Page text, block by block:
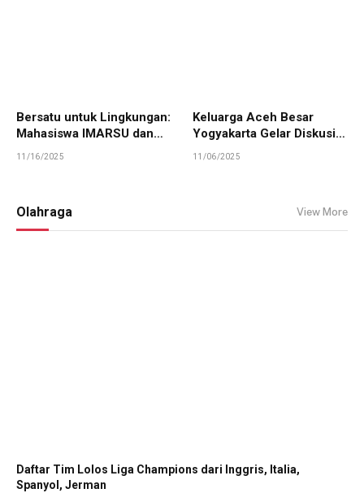
Bersatu untuk Lingkungan:
Mahasiswa IMARSU dan
11/16/2025
Keluarga Aceh Besar
Yogyakarta Gelar Diskusi
11/06/2025
Olahraga View More
Daftar Tim Lolos Liga Champions dari Inggris, Italia,
Spanyol, Jerman